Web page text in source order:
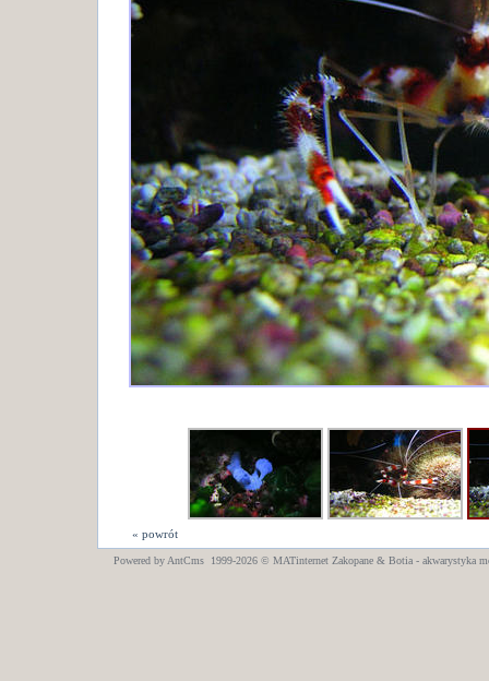
« powrót
Powered by AntCms 1999-2026 © MATinternet Zakopane& Botia - akwarystyka